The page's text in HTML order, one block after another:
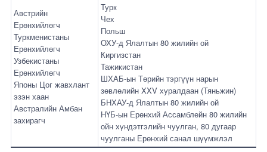
Австрийн
Ерөнхийлөгч
Туркменистаны
Ерөнхийлөгч
Узбекистаны
Ерөнхийлөгч
Японы Цог жавхлант
эзэн хаан
Австралийн Амбан
захирагч
Турк
Чех
Польш
ОХУ-д Ялалтын 80 жилийн ой
Киргизстан
Тажикистан
ШХАБ-ын Төрийн тэргүүн нарын
зөвлөлийн XXV хуралдаан (Тяньжин)
БНХАУ-д Ялалтын 80 жилийн ой
НҮБ-ын Ерөнхий Ассамблейн 80 жилийн
ойн хүндэтгэлийн чуулган, 80 дугаар
чуулганы Ерөнхий санал шүүмжлэл